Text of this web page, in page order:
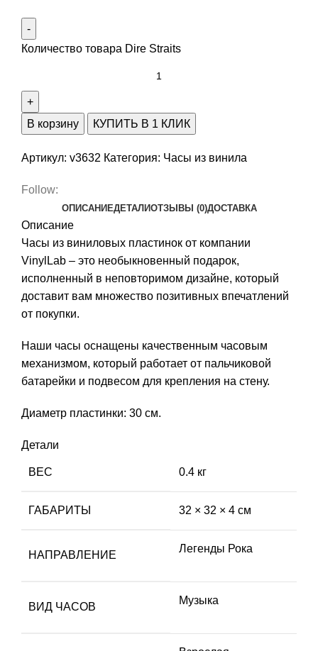
Количество товара Dire Straits
В корзину КУПИТЬ В 1 КЛИК
Артикул: v3632 Категория: Часы из винила
Follow:
ОПИСАНИЕДЕТАЛИОТЗЫВЫ (0)ДОСТАВКА
Описание
Часы из виниловых пластинок от компании
VinylLab – это необыкновенный подарок,
исполненный в неповторимом дизайне, который
доставит вам множество позитивных впечатлений
от покупки.
Наши часы оснащены качественным часовым
механизмом, который работает от пальчиковой
батарейки и подвесом для крепления на стену.
Диаметр пластинки: 30 см.
Детали
ВЕС 0.4 кг
ГАБАРИТЫ 32 × 32 × 4 см
НАПРАВЛЕНИЕ
Легенды Рока
ВИД ЧАСОВ
Музыка